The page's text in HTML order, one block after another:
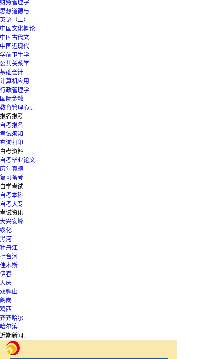
财务管理学
思想道德与...
英语（二）
中国文化概论
中国古代文...
中国近现代...
学前卫生学
公共关系学
基础会计
计算机应用...
行政管理学
国际金融
教育管理心...
报名报考
自考报名
考试须知
查询打印
自考资料
自考毕业论文
历年真题
复习备考
自学考试
自考本科
自考大专
考试资讯
大兴安岭
绥化
黑河
牡丹江
七台河
佳木斯
伊春
大庆
双鸭山
鹤岗
鸡西
齐齐哈尔
哈尔滨
近期新闻: